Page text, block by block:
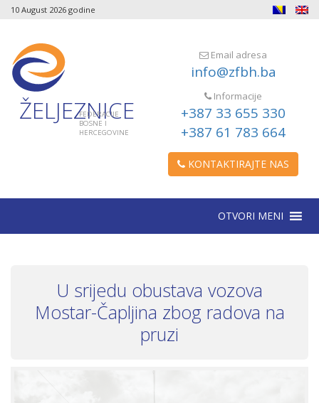
10 August 2026 godine
ŽELJEZNICE
FEDERACIJE
BOSNE I
HERCEGOVINE
Email adresa
info@zfbh.ba
Informacije
+387 33 655 330
+387 61 783 664
KONTAKTIRAJTE NAS
OTVORI MENI
U srijedu obustava vozova
Mostar-Čapljina zbog radova na
pruzi